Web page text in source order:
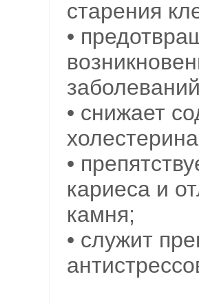
старения
•
• снижает
•
кариеса и
камня;
• служит